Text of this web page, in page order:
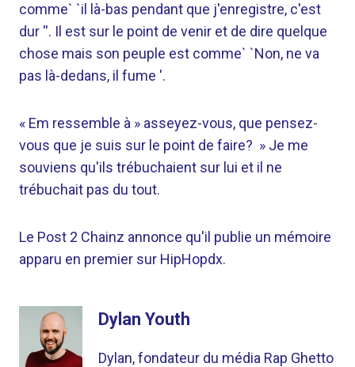
comme` `il là-bas pendant que j'enregistre, c'est
dur ''. Il est sur le point de venir et de dire quelque
chose mais son peuple est comme` `Non, ne va
pas là-dedans, il fume '.
« Em ressemble à » asseyez-vous, que pensez-
vous que je suis sur le point de faire? » Je me
souviens qu'ils trébuchaient sur lui et il ne
trébuchait pas du tout.
Le Post 2 Chainz annonce qu'il publie un mémoire
apparu en premier sur HipHopdx.
Dylan Youth
Dylan, fondateur du média Rap Ghetto